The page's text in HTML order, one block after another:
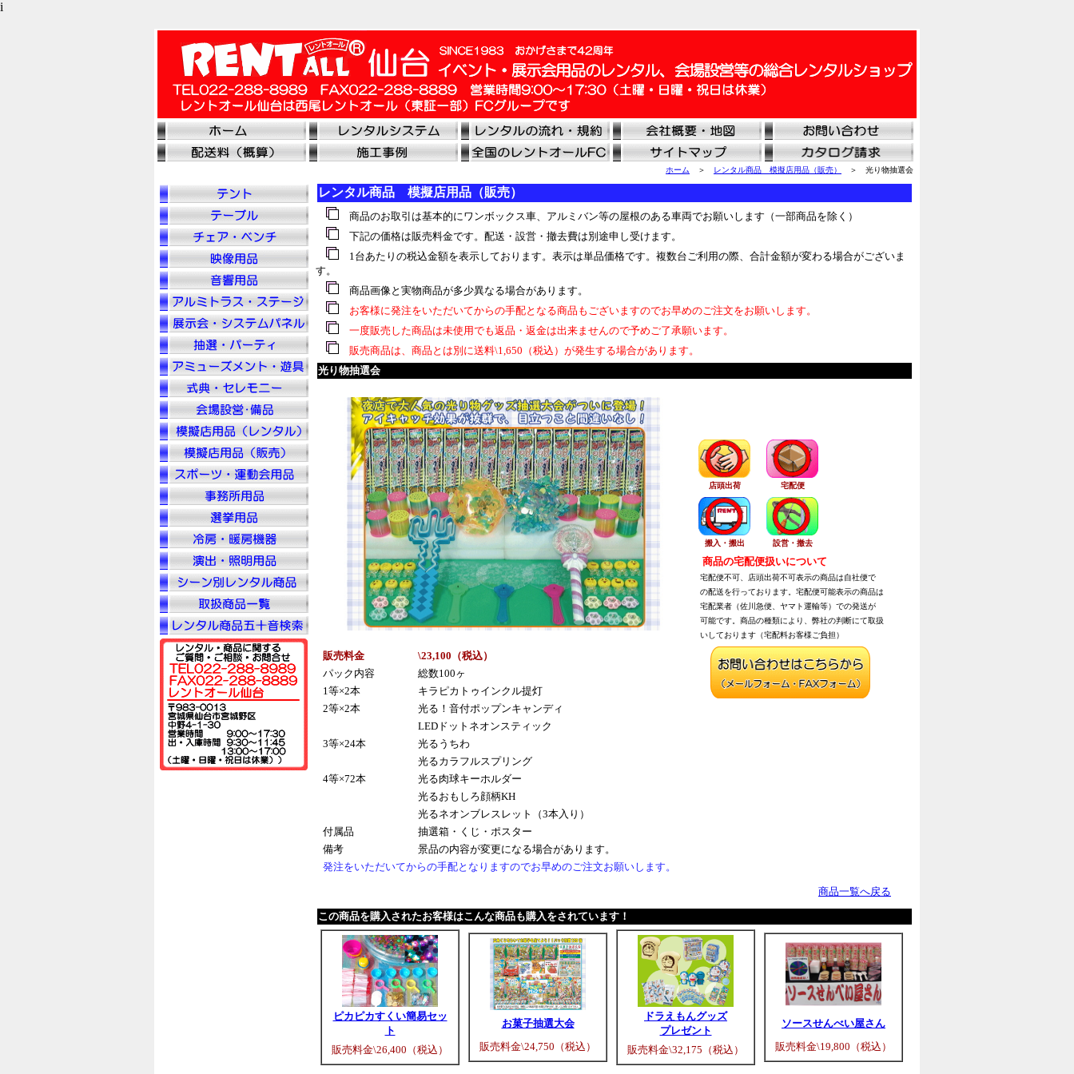
i
ホーム ＞ レンタル商品 模擬店用品（販売） ＞ 光り物抽選会
レンタル商品 模擬店用品（販売）
商品のお取引は基本的にワンボックス車、アルミバン等の屋根のある車両でお願いします（一部商品を除く）
下記の価格は販売料金です。配送・設営・撤去費は別途申し受けます。
1台あたりの税込金額を表示しております。表示は単品価格です。複数台ご利用の際、合計金額が変わる場合がございま
す。
商品画像と実物商品が多少異なる場合があります。
お客様に発注をいただいてからの手配となる商品もございますのでお早めのご注文をお願いします。
一度販売した商品は未使用でも返品・返金は出来ませんので予めご了承願います。
販売商品は、商品とは別に送料\1,650（税込）が発生する場合があります。
光り物抽選会
店頭出荷 宅配便
搬入・搬出 設営・撤去
商品の宅配便扱いについて
宅配便不可、店頭出荷不可表示の商品は自社便で
の配送を行っております。宅配便可能表示の商品は
宅配業者（佐川急便、ヤマト運輸等）での発送が
可能です。商品の種類により、弊社の判断にて取扱
いしております（宅配料お客様ご負担）
販売料金
\23,100（税込）
パック内容
総数100ヶ
1等×2本
キラピカトゥインクル提灯
2等×2本
光る！音付ポップンキャンディ
LEDドットネオンスティック
3等×24本
光るうちわ
光るカラフルスプリング
4等×72本
光る肉球キーホルダー
光るおもしろ顔柄KH
光るネオンブレスレット（3本入り）
付属品
抽選箱・くじ・ポスター
備考
景品の内容が変更になる場合があります。
発注をいただいてからの手配となりますのでお早めのご注文お願いします。
商品一覧へ戻る
この商品を購入されたお客様はこんな商品も購入をされています！
ピカピカすくい簡易セッ
ト
販売料金\26,400（税込）
お菓子抽選大会
販売料金\24,750（税込）
ドラえもんグッズ
プレゼント
販売料金\32,175（税込）
ソースせんべい屋さん
販売料金\19,800（税込）